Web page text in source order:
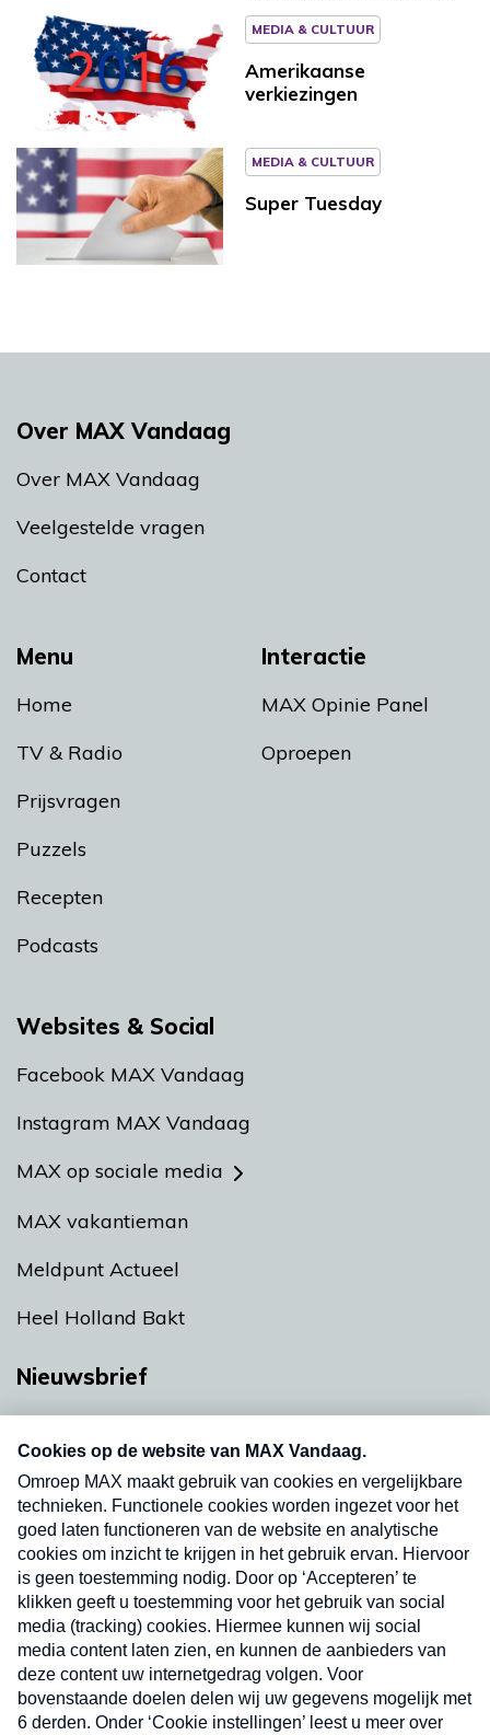
MEDIA & CULTUUR
Amerikaanse
verkiezingen
MEDIA & CULTUUR
Super Tuesday
Menu
Home
TV & Radio
Prijsvragen
Puzzels
Recepten
Podcasts
Interactie
MAX Opinie Panel
Oproepen
Over MAX Vandaag
Over MAX Vandaag
Veelgestelde vragen
Contact
Websites & Social
Facebook MAX Vandaag
Instagram MAX Vandaag
MAX op sociale media
MAX vakantieman
Meldpunt Actueel
Heel Holland Bakt
Nieuwsbrief
Neem hier een gratis abonnement op onze
nieuwsbrief. Elke vrijdag- en dinsdagochtend in
uw mailbox.
Verzend